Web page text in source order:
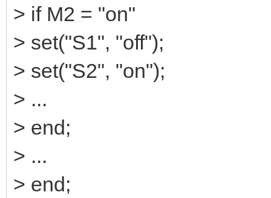
> if M2 = "on"
> set("S1", "off");
> set("S2", "on");
> ...
> end;
> ...
> end;